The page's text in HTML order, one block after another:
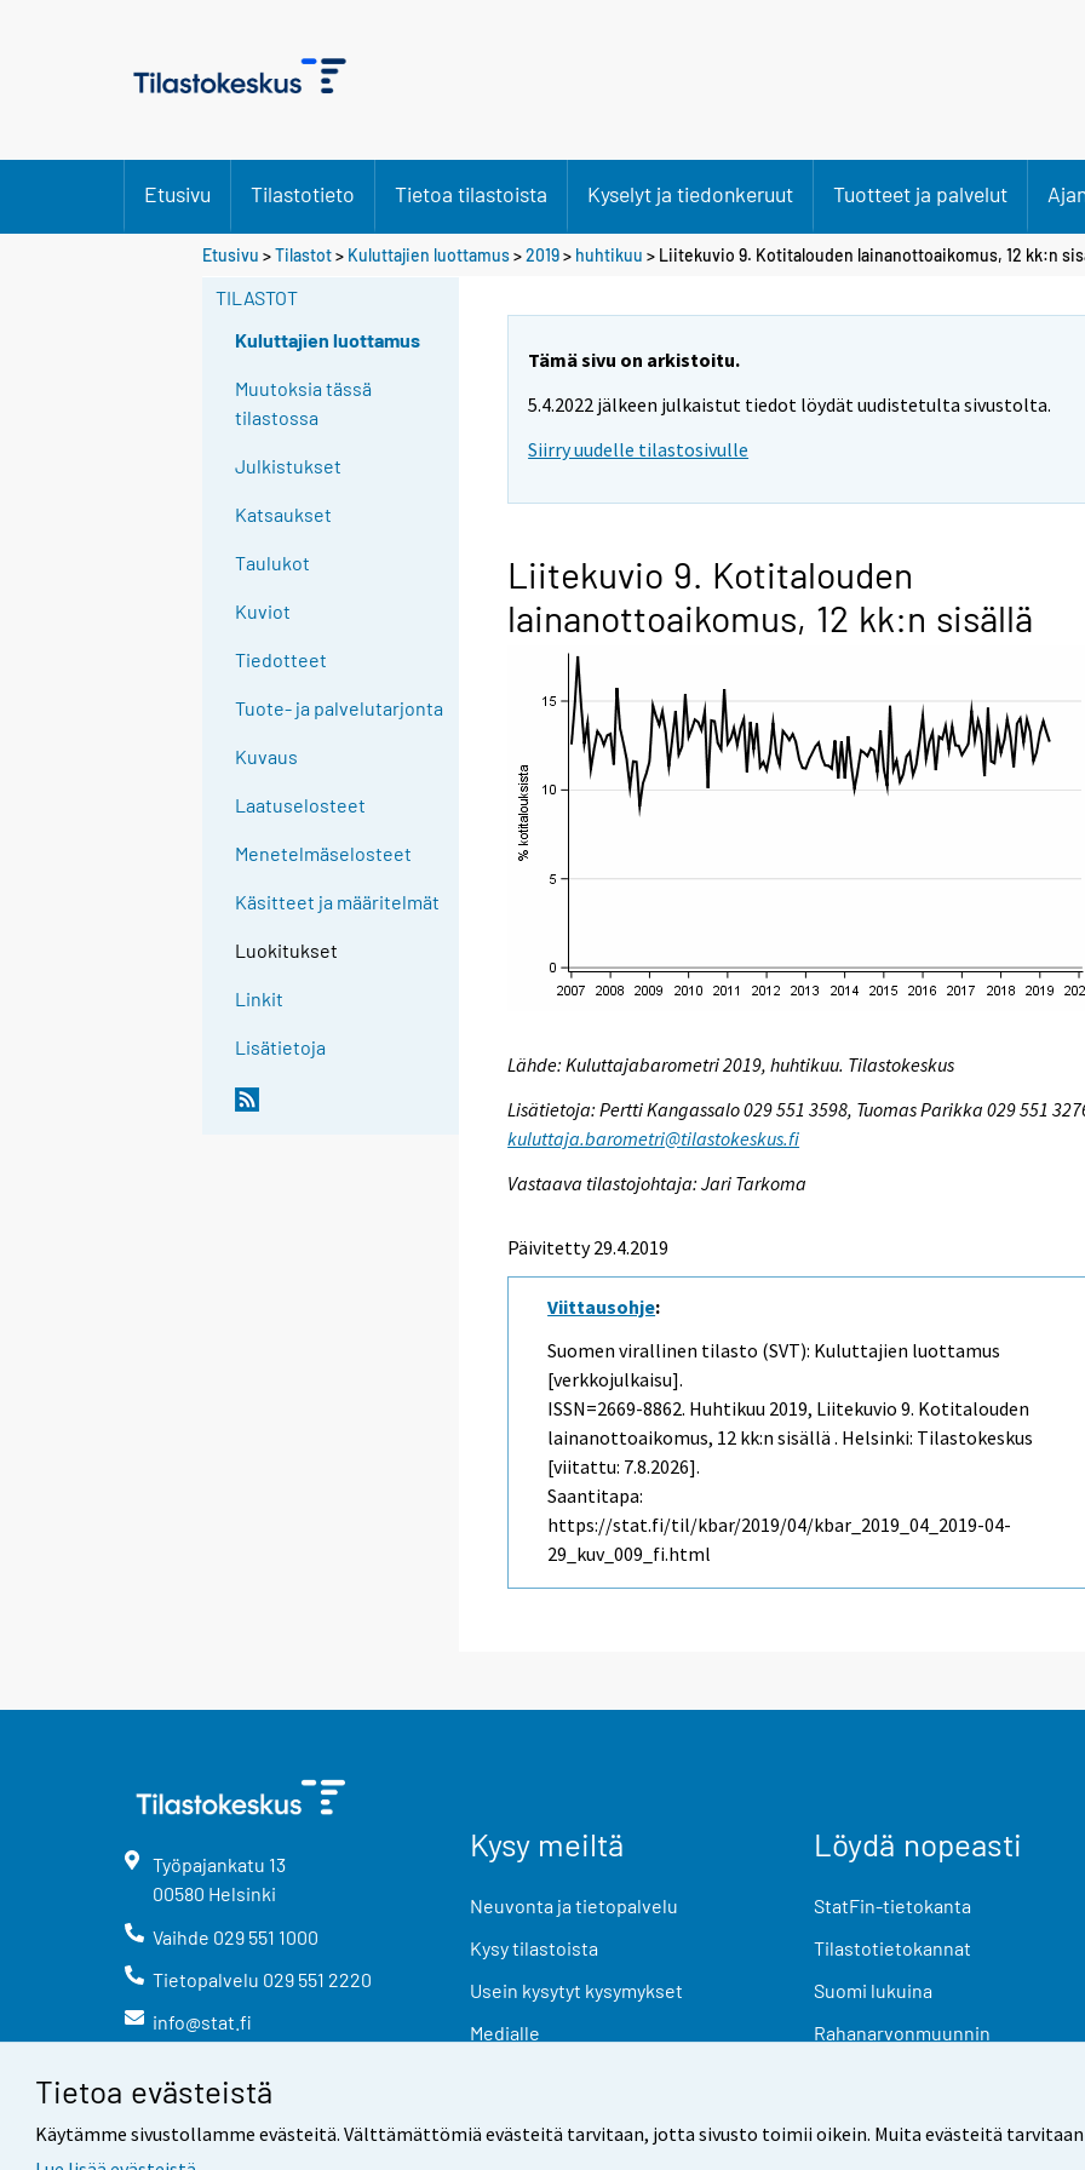
Tietoa evästeistä
Käytämme sivustollamme evästeitä. Välttämättömiä evästeitä tarvitaan, jotta sivusto toimii oikein. Muita evästeitä
Etusivu Tilastotieto Tietoa tilastoista Kyselyt ja tiedonkeruut Tuotteet ja palvelut
Etusivu >Tilastot> Kuluttajien luottamus>2019> huhtikuu > Liitekuvio 9. Kotitalouden lainanottoaikomus, 12 kk:n
TILASTOT
Kuluttajien luottamus
Muutoksia tässä
tilastossa
Julkistukset
Katsaukset
Taulukot
Kuviot
Tiedotteet
Tuote- ja palvelutarjonta
Kuvaus
Laatuselosteet
Menetelmäselosteet
Käsitteet ja määritelmät
Luokitukset
Linkit
Lisätietoja
Tämä sivu on arkistoitu.
5.4.2022 jälkeen julkaistut tiedot löydät uudistetulta sivustolta.
Siirry uudelle tilastosivulle
Liitekuvio 9. Kotitalouden
lainanottoaikomus, 12 kk:n sisällä
Lähde: Kuluttajabarometri 2019, huhtikuu. Tilastokeskus
Lisätietoja: Pertti Kangassalo 029 551 3598, Tuomas Parikka 029 551
kuluttaja.barometri@tilastokeskus.fi
Vastaava tilastojohtaja: Jari Tarkoma
Päivitetty 29.4.2019
Viittausohje:
Suomen virallinen tilasto (SVT): Kuluttajien luottamus
[verkkojulkaisu].
ISSN=2669-8862. Huhtikuu 2019, Liitekuvio 9. Kotitalouden
lainanottoaikomus, 12 kk:n sisällä . Helsinki: Tilastokeskus
[viitattu: 7.8.2026].
Saantitapa:
https://stat.fi/til/kbar/2019/04/kbar_2019_04_2019-04-
29_kuv_009_fi.html
Työpajankatu 13
00580 Helsinki
Vaihde 029 551 1000
Tietopalvelu 029 551 2220
info@stat.fi
Kysy meiltä
Neuvonta ja tietopalvelu
Kysy tilastoista
Usein kysytyt kysymykset
Medialle
Löydä nopeasti
StatFin-tietokanta
Tilastotietokannat
Suomi lukuina
Rahanarvonmuunnin